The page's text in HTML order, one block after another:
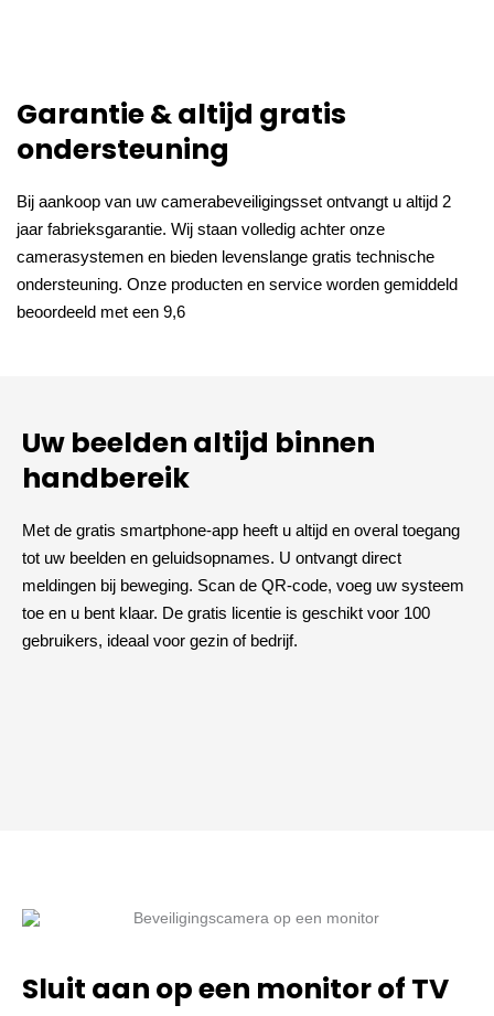
Garantie & altijd gratis
ondersteuning
Bij aankoop van uw camerabeveiligingsset ontvangt u altijd 2
jaar fabrieksgarantie. Wij staan volledig achter onze
camerasystemen en bieden levenslange gratis technische
ondersteuning. Onze producten en service worden gemiddeld
beoordeeld met een 9,6
Uw beelden altijd binnen
handbereik
Met de gratis smartphone-app heeft u altijd en overal toegang
tot uw beelden en geluidsopnames. U ontvangt direct
meldingen bij beweging. Scan de QR-code, voeg uw systeem
toe en u bent klaar. De gratis licentie is geschikt voor 100
gebruikers, ideaal voor gezin of bedrijf.
Sluit aan op een monitor of TV